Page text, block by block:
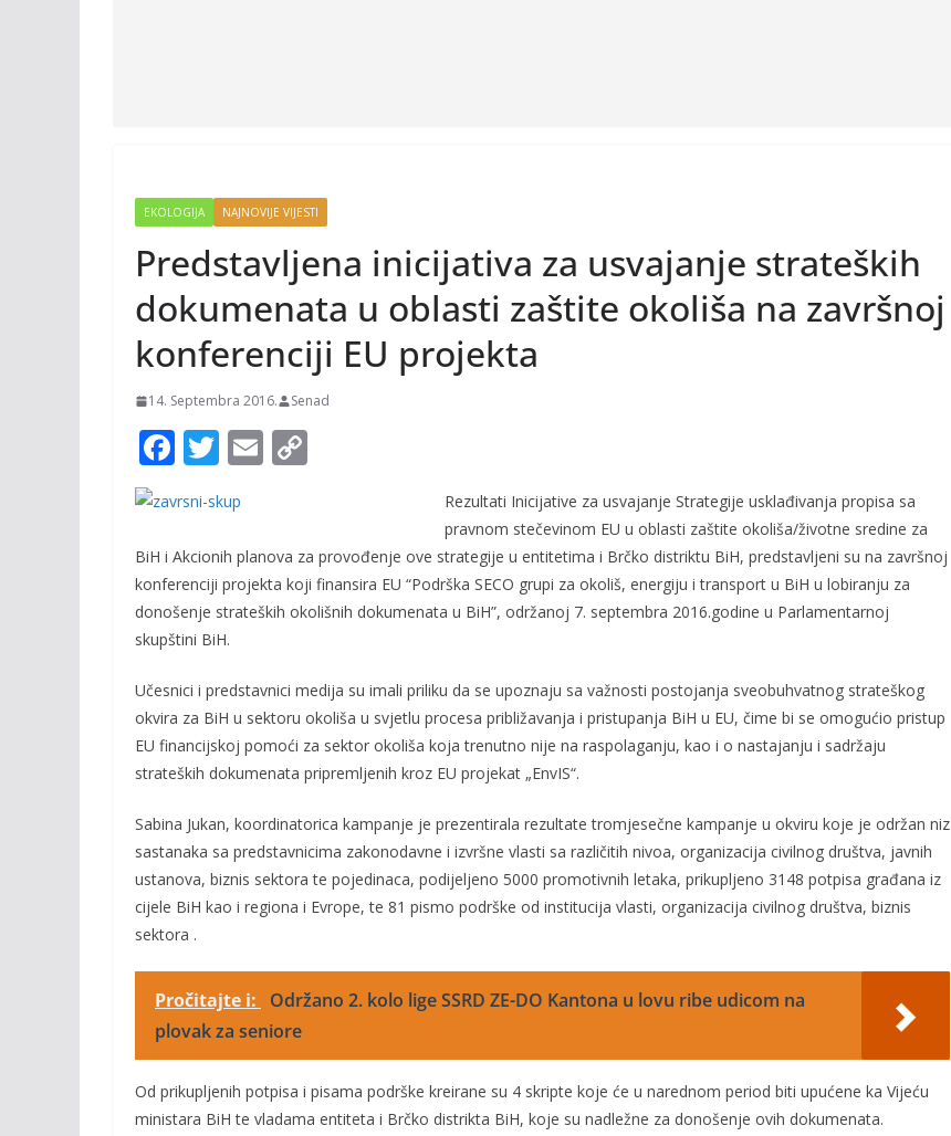
EKOLOGIJA NAJNOVIJE VIJESTI
Predstavljena inicijativa za usvajanje strateških
dokumenata u oblasti zaštite okoliša na završnoj
konferenciji EU projekta
14. Septembra 2016. Senad
F
e
b
o
o
k
T
itt
er
E
l y
Li
n
Rezultati Inicijative za usvajanje Strategije usklađivanja propisa sa
pravnom stečevinom EU u oblasti zaštite okoliša/životne sredine za
BiH i Akcionih planova za provođenje ove strategije u entitetima i Brčko distriktu BiH, predstavljeni su na završnoj
konferenciji projekta koji finansira EU “Podrška SECO grupi za okoliš, energiju i transport u BiH u lobiranju za
donošenje strateških okolišnih dokumenata u BiH”, održanoj 7. septembra 2016.godine u Parlamentarnoj
skupštini BiH.
Učesnici i predstavnici medija su imali priliku da se upoznaju sa važnosti postojanja sveobuhvatnog strateškog
okvira za BiH u sektoru okoliša u svjetlu procesa približavanja i pristupanja BiH u EU, čime bi se omogućio pristup
EU financijskoj pomoći za sektor okoliša koja trenutno nije na raspolaganju, kao i o nastajanju i sadržaju
strateških dokumenata pripremljenih kroz EU projekat „EnvIS“.
Sabina Jukan, koordinatorica kampanje je prezentirala rezultate tromjesečne kampanje u okviru koje je održan niz
sastanaka sa predstavnicima zakonodavne i izvršne vlasti sa različitih nivoa, organizacija civilnog društva, javnih
ustanova, biznis sektora te pojedinaca, podijeljeno 5000 promotivnih letaka, prikupljeno 3148 potpisa građana iz
cijele BiH kao i regiona i Evrope, te 81 pismo podrške od institucija vlasti, organizacija civilnog društva, biznis
sektora .
Pročitajte i:
Održano 2. kolo lige SSRD ZE-DO Kantona u lovu ribe udicom na
plovak za seniore
Od prikupljenih potpisa i pisama podrške kreirane su 4 skripte koje će u narednom period biti upućene ka Vijeću
ministara BiH te vladama entiteta i Brčko distrikta BiH, koje su nadležne za donošenje ovih dokumenata.